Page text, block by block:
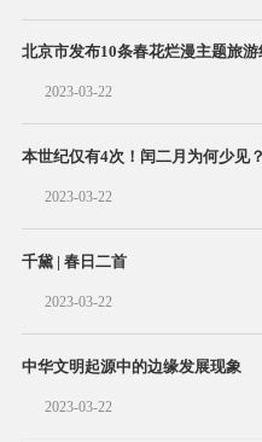
北京市发布10条春花烂漫主题旅游
2023-03-22
本世纪仅有4次！闰二月为何少见
2023-03-22
千黛 | 春日二首
2023-03-22
中华文明起源中的边缘发展现象
2023-03-22